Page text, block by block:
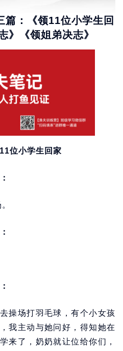
篇：《领11位小学生回
》《领姐弟决志》
位小学生回家
操场打羽毛球，有个小女孩
我主动与她问好，得知她在
来了，奶奶就让位给你们，